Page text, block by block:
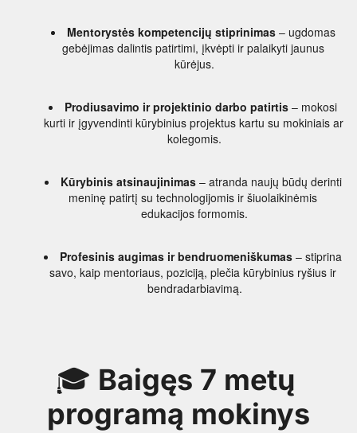
Mentorystės kompetencijų stiprinimas – ugdomas
gebėjimas dalintis patirtimi, įkvėpti ir palaikyti jaunus
kūrėjus.
Prodiusavimo ir projektinio darbo patirtis – mokosi
kurti ir įgyvendinti kūrybinius projektus kartu su mokiniais ar
kolegomis.
Kūrybinis atsinaujinimas – atranda naujų būdų derinti
meninę patirtį su technologijomis ir šiuolaikinėmis
edukacijos formomis.
Profesinis augimas ir bendruomeniškumas – stiprina
savo, kaip mentoriaus, poziciją, plečia kūrybinius ryšius ir
bendradarbiavimą.
🎓 Baigęs 7 metų
programą mokinys